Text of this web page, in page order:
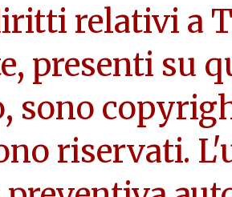
relativi a
presenti su
sono
riservati.